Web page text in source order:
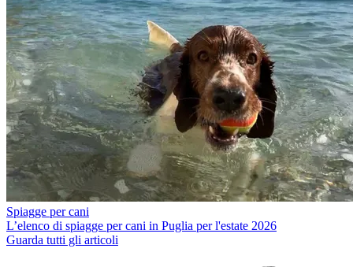
Spiagge per cani
L’elenco di spiagge per cani in Puglia per l'estate 2026
Guarda tutti gli articoli